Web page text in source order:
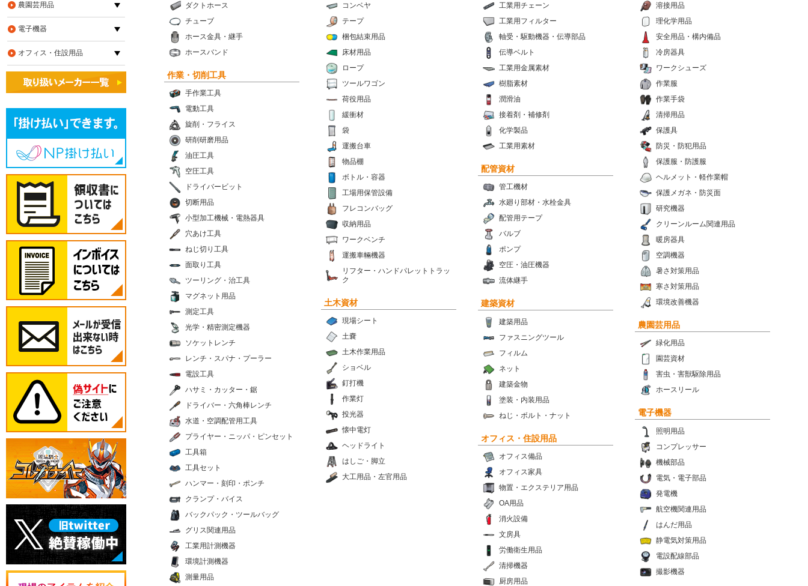
ダクトホース
チューブ
ホース金具・継手
ホースバンド
コンベヤ
テープ
梱包結束用品
床材用品
ロープ
ツールワゴン
荷役用品
緩衝材
袋
運搬台車
物品棚
ボトル・容器
工場用保管設備
フレコンバッグ
収納用品
ワークベンチ
運搬車輛機器
リフター・ハンドパレットトラッ
ク
工業用チェーン
工業用フィルター
軸受・駆動機器・伝導部品
伝導ベルト
工業用金属素材
樹脂素材
潤滑油
接着剤・補修剤
化学製品
工業用素材
溶接用品
理化学用品
安全用品・構内備品
冷房器具
ワークシューズ
作業服
作業手袋
清掃用品
保護具
防災・防犯用品
保護服・防護服
ヘルメット・軽作業帽
保護メガネ・防災面
研究機器
クリーンルーム関連用品
暖房器具
空調機器
暑さ対策用品
寒さ対策用品
環境改善機器
作業・切削工具
手作業工具
電動工具
旋削・フライス
研削研磨用品
油圧工具
空圧工具
ドライバービット
切断用品
小型加工機械・電熱器具
穴あけ工具
ねじ切り工具
面取り工具
ツーリング・治工具
マグネット用品
測定工具
光学・精密測定機器
ソケットレンチ
レンチ・スパナ・プーラー
電設工具
ハサミ・カッター・鋸
ドライバー・六角棒レンチ
水道・空調配管用工具
プライヤー・ニッパ・ピンセット
工具箱
工具セット
ハンマー・刻印・ポンチ
クランプ・バイス
バックパック・ツールバッグ
グリス関連用品
工業用計測機器
環境計測機器
測量用品
配管資材
管工機材
水廻り部材・水栓金具
配管用テープ
バルブ
ポンプ
空圧・油圧機器
流体継手
土木資材
現場シート
土嚢
土木作業用品
ショベル
釘打機
作業灯
投光器
懐中電灯
ヘッドライト
はしご・脚立
大工用品・左官用品
建築資材
建築用品
ファスニングツール
フィルム
ネット
建築金物
塗装・内装用品
ねじ・ボルト・ナット
農園芸用品
緑化用品
園芸資材
害虫・害獣駆除用品
ホースリール
電子機器
照明用品
コンプレッサー
機械部品
電気・電子部品
発電機
航空機関連用品
はんだ用品
静電気対策用品
電設配線部品
撮影機器
オフィス・住設用品
オフィス備品
オフィス家具
物置・エクステリア用品
OA用品
消火設備
文房具
労働衛生用品
清掃機器
厨房用品
農園芸用品
電子機器
オフィス・住設用品